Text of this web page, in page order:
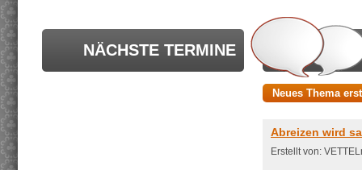
NÄCHSTE TERMINE
Neues Thema
Abreizen wird
Erstellt von: